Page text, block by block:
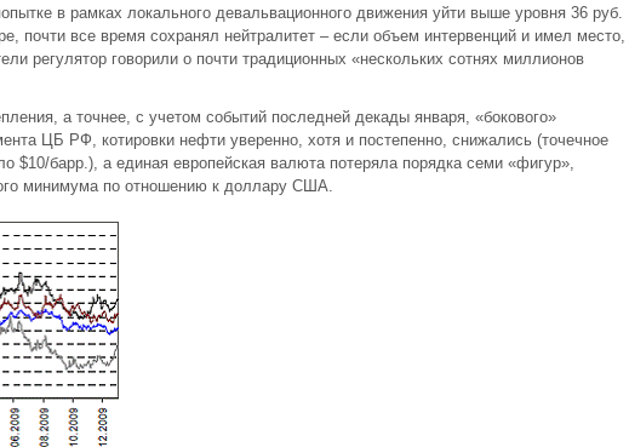
в рамках локального девальвационного движения уйти выше уровня 36 руб.
почти все время сохранял нейтралитет – если объем интервенций и имел место,
регулятор говорили о почти традиционных «нескольких сотнях миллионов
а точнее, с учетом событий последней декады января, «бокового»
ЦБ РФ, котировки нефти уверенно, хотя и постепенно, снижались (точечное
$10/барр.), а единая европейская валюта потеряла порядка семи «фигур»,
минимума по отношению к доллару США.